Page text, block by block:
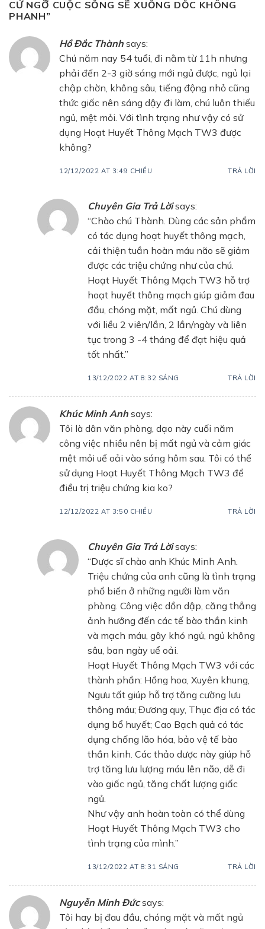
CỨ NGỠ CUỘC SỐNG SẼ XUỐNG DỐC KHÔNG
PHANH”
Hồ Đắc Thành says:
Chú năm nay 54 tuổi, đi nằm từ 11h nhưng
phải đến 2-3 giờ sáng mới ngủ được, ngủ lại
chập chờn, không sâu, tiếng động nhỏ cũng
thức giấc nên sáng dậy đi làm, chú luôn thiếu
ngủ, mệt mỏi. Với tình trạng như vậy có sử
dụng Hoạt Huyết Thông Mạch TW3 được
không?
12/12/2022 AT 3:49 CHIỀU TRẢ LỜI
Chuyên Gia Trả Lời says:
“Chào chú Thành. Dùng các sản phẩm
có tác dụng hoạt huyết thông mạch,
cải thiện tuần hoàn máu não sẽ giảm
được các triệu chứng như của chú.
Hoạt Huyết Thông Mạch TW3 hỗ trợ
hoạt huyết thông mạch giúp giảm đau
đầu, chóng mặt, mất ngủ. Chú dùng
với liều 2 viên/lần, 2 lần/ngày và liên
tục trong 3 -4 tháng để đạt hiệu quả
tốt nhất.”
13/12/2022 AT 8:32 SÁNG TRẢ LỜI
Khúc Minh Anh says:
Tôi là dân văn phòng, dạo này cuối năm
công việc nhiều nên bị mất ngủ và cảm giác
mệt mỏi uể oải vào sáng hôm sau. Tôi có thể
sử dụng Hoạt Huyết Thông Mạch TW3 để
điều trị triệu chứng kia ko?
12/12/2022 AT 3:50 CHIỀU TRẢ LỜI
Chuyên Gia Trả Lời says:
“Dược sĩ chào anh Khúc Minh Anh.
Triệu chứng của anh cũng là tình trạng
phổ biến ở những người làm văn
phòng. Công việc dồn dập, căng thẳng
ảnh hưởng đến các tế bào thần kinh
và mạch máu, gây khó ngủ, ngủ không
sâu, ban ngày uể oải.
Hoạt Huyết Thông Mạch TW3 với các
thành phần: Hồng hoa, Xuyên khung,
Ngưu tất giúp hỗ trợ tăng cường lưu
thông máu; Đương quy, Thục địa có tác
dụng bổ huyết; Cao Bạch quả có tác
dụng chống lão hóa, bảo vệ tế bào
thần kinh. Các thảo dược này giúp hỗ
trợ tăng lưu lượng máu lên não, dễ đi
vào giấc ngủ, tăng chất lượng giấc
ngủ.
Như vậy anh hoàn toàn có thể dùng
Hoạt Huyết Thông Mạch TW3 cho
tình trạng của mình.”
13/12/2022 AT 8:31 SÁNG TRẢ LỜI
Nguyễn Minh Đức says:
Tôi hay bị đau đầu, chóng mặt và mất ngủ